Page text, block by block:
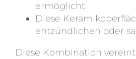
ermöglicht.
Diese
entzündlichen oder
Diese Kombination vereint